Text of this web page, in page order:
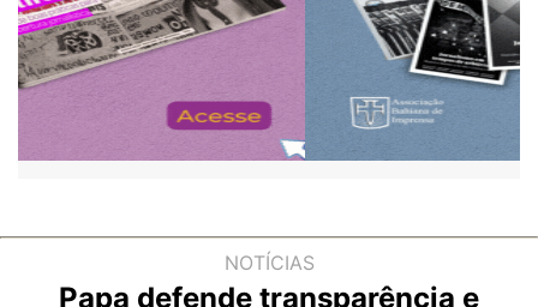
NOTÍCIAS
Papa defende transparência e